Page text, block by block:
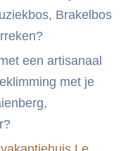
Brakelbos
een artisanaal
met je